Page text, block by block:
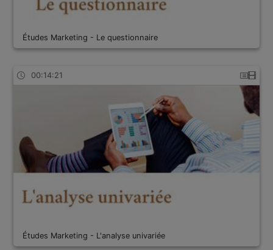
Études Marketing - Le questionnaire
00:14:21
Études Marketing - L'analyse univariée